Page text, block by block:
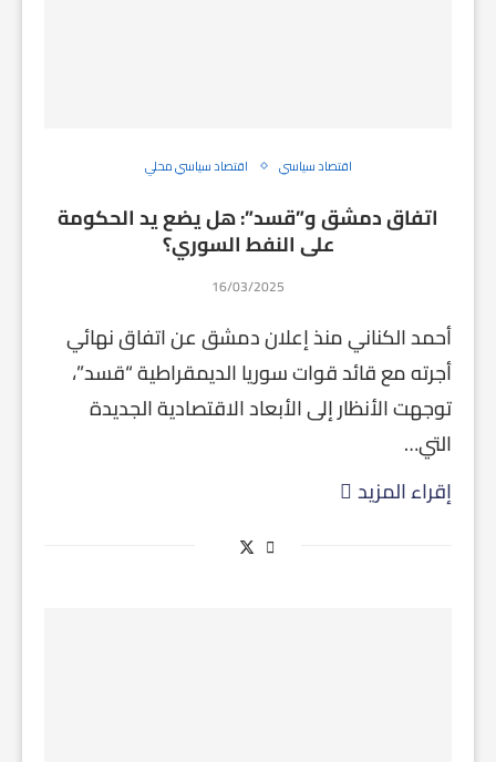
اقتصاد سياسي اقتصاد سياسي محلي
اتفاق دمشق و”قسد”: هل يضع يد الحكومة
على النفط السوري؟
16/03/2025
أحمد الكناني منذ إعلان دمشق عن اتفاق نهائي
أجرته مع قائد قوات سوريا الديمقراطية “قسد”،
توجهت الأنظار إلى الأبعاد الاقتصادية الجديدة
التي…
إقراء المزيد